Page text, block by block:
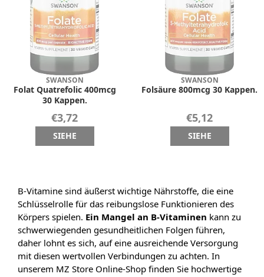
SWANSON
Folat Quatrefolic 400mcg
30 Kappen.
€3,72
SIEHE
SWANSON
Folsäure 800mcg 30 Kappen.
€5,12
SIEHE
B-Vitamine sind äußerst wichtige Nährstoffe, die eine
Schlüsselrolle für das reibungslose Funktionieren des
Körpers spielen. Ein Mangel an B-Vitaminen kann zu
schwerwiegenden gesundheitlichen Folgen führen,
daher lohnt es sich, auf eine ausreichende Versorgung
mit diesen wertvollen Verbindungen zu achten. In
unserem MZ Store Online-Shop finden Sie hochwertige